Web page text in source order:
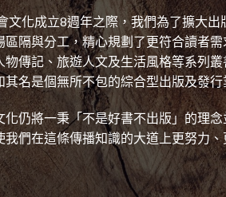
文化成立8週年之際，我們為了擴大
隔與分工，精心規劃了更符合讀者
傳記、旅遊人文及生活風格等系列
名是個無所不包的綜合型出版及發行
仍將一秉「不是好書不出版」的理
們在這條傳播知識的大道上更努力、